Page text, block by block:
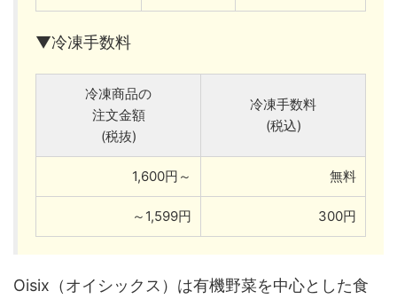
▼冷凍手数料
冷凍商品の
注文金額
(税抜)
冷凍手数料
(税込)
1,600円～ 無料
～1,599円 300円
Oisix（オイシックス）は有機野菜を中心とした食